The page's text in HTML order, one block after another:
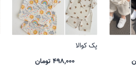
پک کوالا
498,000 تومان